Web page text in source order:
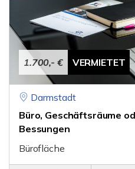
1.700,- € VERMIETET
Darmstadt
Büro, Geschäftsräume
Bessungen
Bürofläche